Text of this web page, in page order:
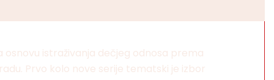
istraživanja dečjeg odnosa prema
Prvo kolo nove serije tematski je izbor